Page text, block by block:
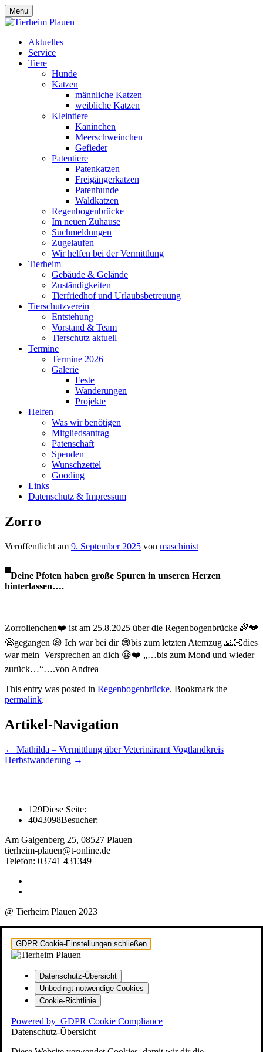
Menu
Aktuelles
Service
Tiere
Hunde
Katzen
männliche Katzen
weibliche Katzen
Kleintiere
Kaninchen
Meerschweinchen
Gefieder
Patentiere
Patenkatzen
Freigängerkatzen
Patenhunde
Waldkatzen
Regenbogenbrücke
Im neuen Zuhause
Suchmeldungen
Zugelaufen
Wir helfen bei der Vermittlung
Tierheim
Gebäude & Gelände
Zuständigkeiten
Tierfriedhof und Urlaubsbetreuung
Tierschutzverein
Entstehung
Vorstand & Team
Tierschutz aktuell
Termine
Termine 2026
Galerie
Feste
Wanderungen
Projekte
Helfen
Was wir benötigen
Mitgliedsantrag
Patenschaft
Spenden
Wunschzettel
Gooding
Links
Datenschutz & Impressum
Zorro
Veröffentlicht am 9. September 2025 von maschinist
Deine Pfoten haben große Spuren in unseren Herzen
hinterlassen….
Zorrolienchen❤️ ist am 25.8.2025 über die Regenbogenbrücke 🌈💔
😪gegangen 😪 Ich war bei dir 😪bis zum letzten Atemzug 🙏🏻dies
war mein Versprechen an dich 😪❤️ „…bis zum Mond und wieder
zurück…“….von Andrea
This entry was posted in Regenbogenbrücke. Bookmark the
permalink.
Artikel-Navigation
← Mathilda – Vermittlung über Veterinäramt Vogtlandkreis
Herbstwanderung →
129Diese Seite:
4043098Besucher:
Am Galgenberg 25, 08527 Plauen
tierheim-plauen@t-online.de
Telefon: 03741 431349
@ Tierheim Plauen 2023
GDPR Cookie-Einstellungen schließen
Datenschutz-Übersicht
Unbedingt notwendige Cookies
Cookie-Richtlinie
Powered by GDPR Cookie Compliance
Datenschutz-Übersicht